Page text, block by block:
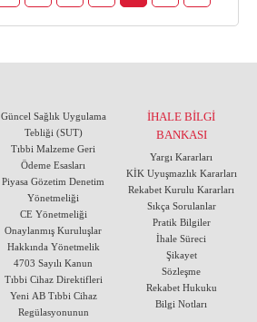
Güncel Sağlık Uygulama
Tebliği (SUT)
Tıbbi Malzeme Geri
Ödeme Esasları
Piyasa Gözetim Denetim
Yönetmeliği
CE Yönetmeliği
Onaylanmış Kuruluşlar
Hakkında Yönetmelik
4703 Sayılı Kanun
Tıbbi Cihaz Direktifleri
Yeni AB Tıbbi Cihaz
Regülasyonunun
İHALE BİLGİ
BANKASI
Yargı Kararları
KİK Uyuşmazlık Kararları
Rekabet Kurulu Kararları
Sıkça Sorulanlar
Pratik Bilgiler
İhale Süreci
Şikayet
Sözleşme
Rekabet Hukuku
Bilgi Notları